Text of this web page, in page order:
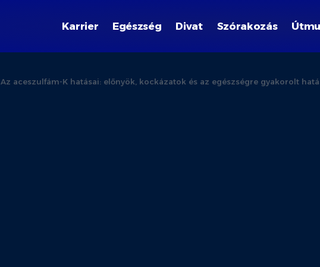
Karrier Egészség Divat Szórakozás
Az aceszulfám-K hatásai: előnyök, kockázatok és az egészségre gyakorolt